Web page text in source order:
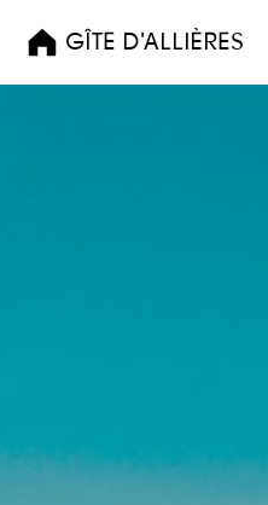
GÎTE D'ALLIÈRES